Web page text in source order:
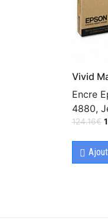
Vivid
Encre
4880,
124.16€